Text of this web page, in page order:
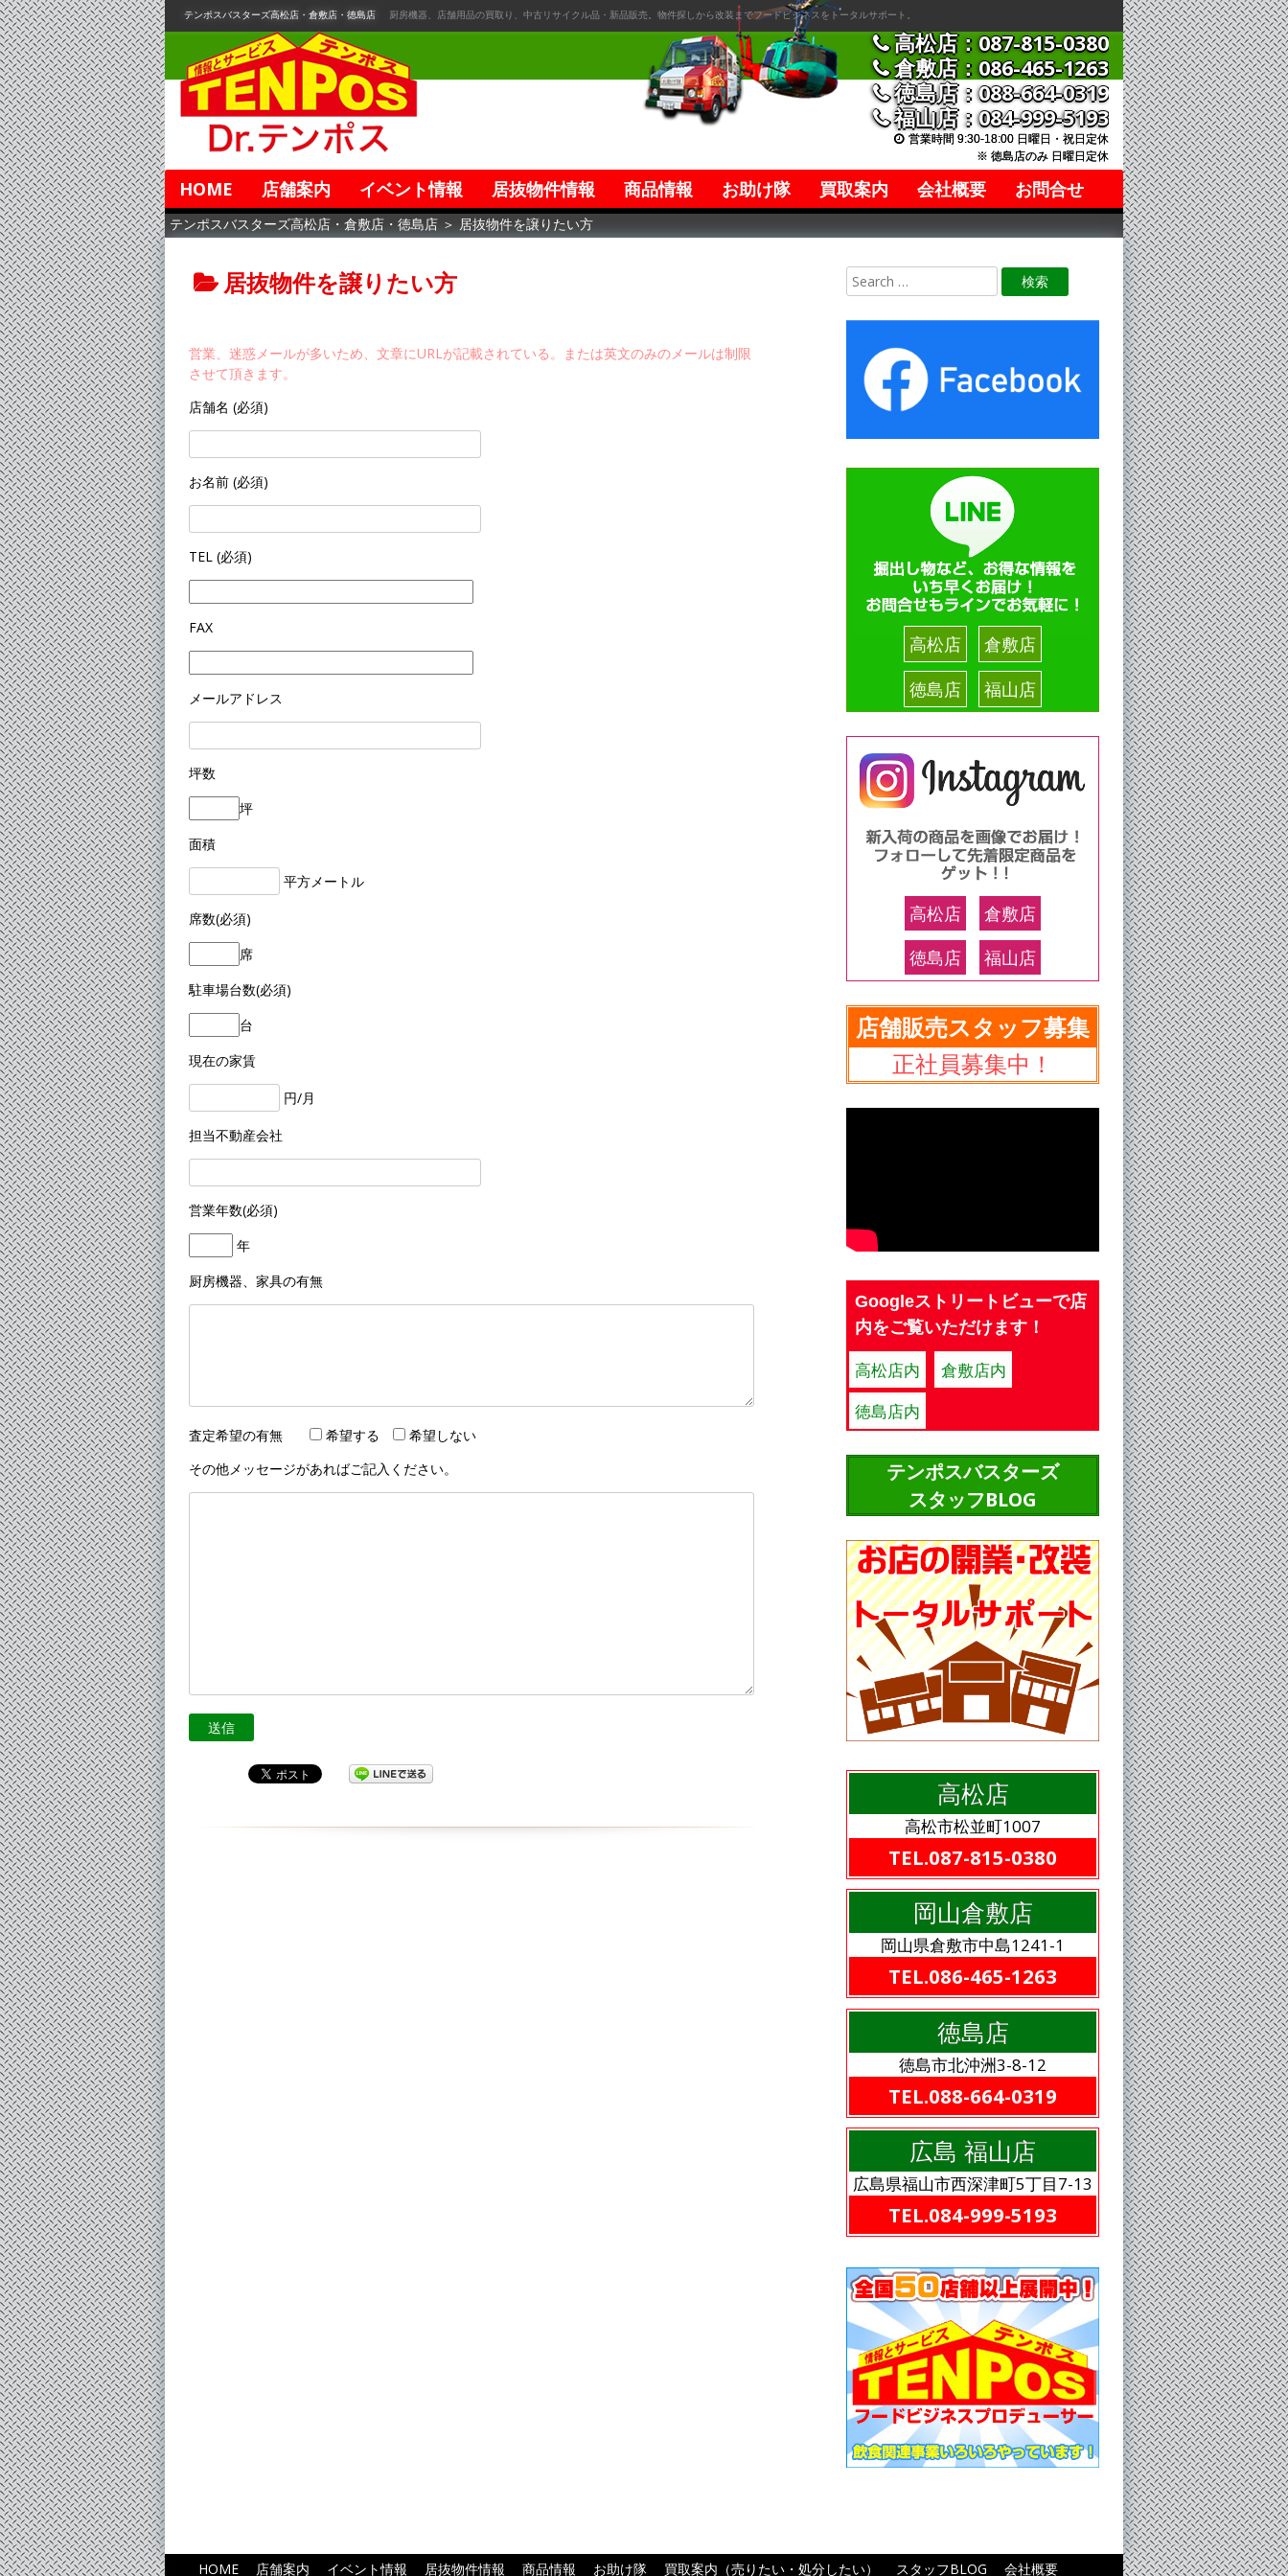
コ
ン
テ
ン
ツ
へ
移
動
テンポスバスターズ高松店・倉敷店・徳島店 厨房機器、店舗用品の買取り、中古リサイクル品・新品販売。物件探しから改装までフードビジネスをトータルサポート。
高松店：087-815-0380
倉敷店：086-465-1263
徳島店：088-664-0319
福山店：084-999-5193
営業時間 9:30-18:00 日曜日・祝日定休
※ 徳島店のみ 日曜日定休
HOME 店舗案内 イベント情報 居抜物件情報 商品情報 お助け隊 買取案内 会社概要 お問合せ
テンポスバスターズ高松店・倉敷店・徳島店 ＞ 居抜物件を譲りたい方
居抜物件を譲りたい方
営業、迷惑メールが多いため、文章にURLが記載されている。または英文のみのメールは制限
させて頂きます。
店舗名 (必須)
お名前 (必須)
TEL (必須)
FAX
メールアドレス
坪数
坪
面積
平方メートル
席数(必須)
席
駐車場台数(必須)
台
現在の家賃
円/月
担当不動産会社
営業年数(必須)
年
厨房機器、家具の有無
査定希望の有無 希望する
希望しない
その他メッセージがあればご記入ください。
高松店
倉敷店
徳島店
福山店
高松店
倉敷店
徳島店
福山店
店舗販売スタッフ募集
正社員募集中！
Googleストリートビューで店
内をご覧いただけます！
高松店内
倉敷店内
徳島店内
テンポスバスターズ
スタッフBLOG
高松店
高松市松並町1007
TEL.087-815-0380
岡山倉敷店
岡山県倉敷市中島1241-1
TEL.086-465-1263
徳島店
徳島市北沖洲3-8-12
TEL.088-664-0319
広島 福山店
広島県福山市西深津町5丁目7-13
TEL.084-999-5193
HOME 店舗案内 イベント情報 居抜物件情報 商品情報 お助け隊 買取案内（売りたい・処分したい） スタッフBLOG 会社概要